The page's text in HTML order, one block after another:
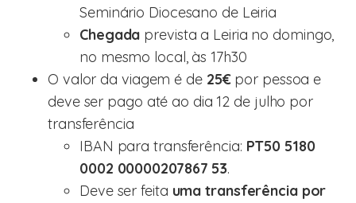
Seminário Diocesano de Leiria
Chegada prevista a Leiria no domingo,
no mesmo local, às 17h30
O valor da viagem é de 25€por pessoa e
deve ser pago até ao dia 12 de julho por
transferência
IBAN para transferência: PT50 5180
0002 00000207867 53.
Deve ser feita uma transferência por